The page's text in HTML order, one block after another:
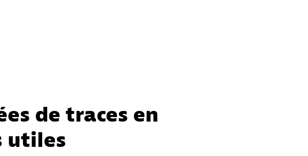
de traces en
utiles